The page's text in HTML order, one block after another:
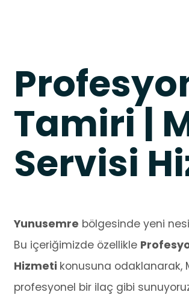
Tamiri |
Servisi
Yunusemre bölgesinde yeni
Bu içeriğimizde özellikle
Hizmeti konusuna odaklanarak,
profesyonel bir ilaç gibi